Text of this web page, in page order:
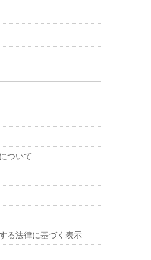
ついて
る法律に基づく表示